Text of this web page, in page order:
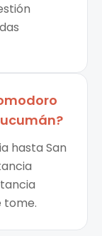
?
hasta San
tome.